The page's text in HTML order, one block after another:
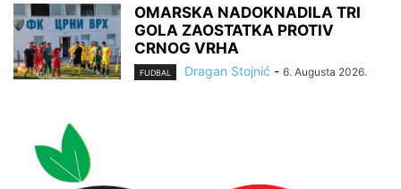
OMARSKA NADOKNADILA TRI
GOLA ZAOSTATKA PROTIV
CRNOG VRHA
FUDBAL Dragan Stojnić - 6. Augusta 2026.